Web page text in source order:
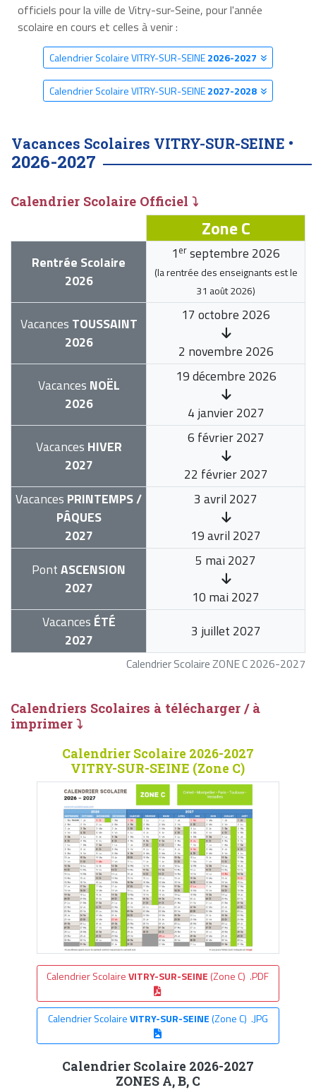
officiels pour la ville de Vitry-sur-Seine, pour l'année
scolaire en cours et celles à venir :
Calendrier Scolaire VITRY-SUR-SEINE2026-2027
Calendrier Scolaire VITRY-SUR-SEINE2027-2028
Vacances Scolaires VITRY-SUR-SEINE •
2026-2027
Calendrier Scolaire Officiel ⤵
Calendrier Scolaire ZONE C 2026-2027
Zone C
Rentrée Scolaire
2026
1 er septembre 2026
(la rentrée des enseignants est le
31 août 2026)
Vacances TOUSSAINT
2026
17 octobre 2026
2 novembre 2026
Vacances NOËL
2026
19 décembre 2026
4 janvier 2027
Vacances HIVER
2027
6 février 2027
22 février 2027
Vacances PRINTEMPS /
PÂQUES
2027
3 avril 2027
19 avril 2027
PontASCENSION
2027
5 mai 2027
10 mai 2027
Vacances ÉTÉ
2027
3 juillet 2027
Calendriers Scolaires à télécharger / à
imprimer ⤵
Calendrier Scolaire 2026-2027
VITRY-SUR-SEINE (Zone C)
Calendrier ScolaireVITRY-SUR-SEINE (Zone C) .PDF
Calendrier ScolaireVITRY-SUR-SEINE(Zone C) .JPG
Calendrier Scolaire 2026-2027
ZONES A, B, C